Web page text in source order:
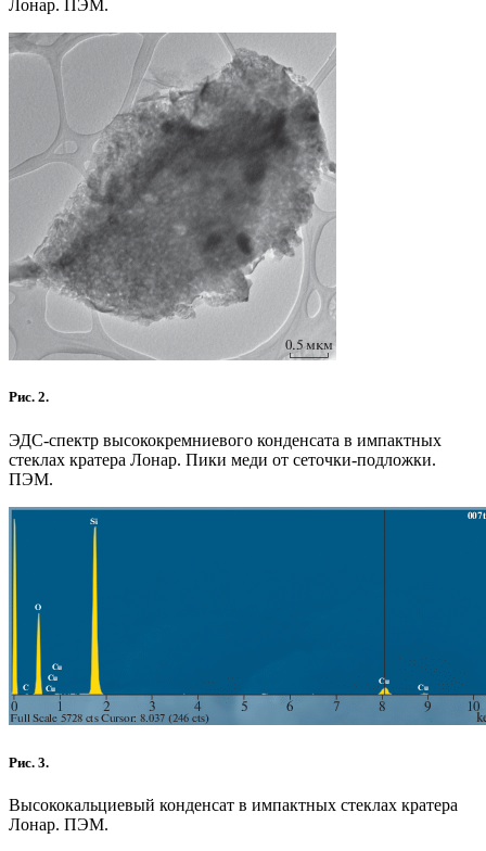
Лонар. ПЭМ.
Рис. 2.
ЭДС-спектр высококремниевого конденсата в импактных
стеклах кратера Лонар. Пики меди от сеточки-подложки.
ПЭМ.
Рис. 3.
Высококальциевый конденсат в импактных стеклах кратера
Лонар. ПЭМ.